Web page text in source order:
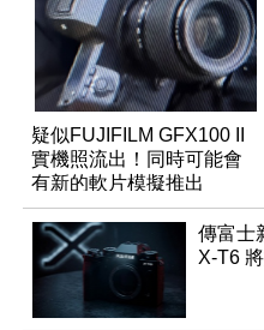
疑似FUJIFILM GFX100 II
實機照流出！同時可能會
有新的軟片模擬推出
傳富士
X-T6